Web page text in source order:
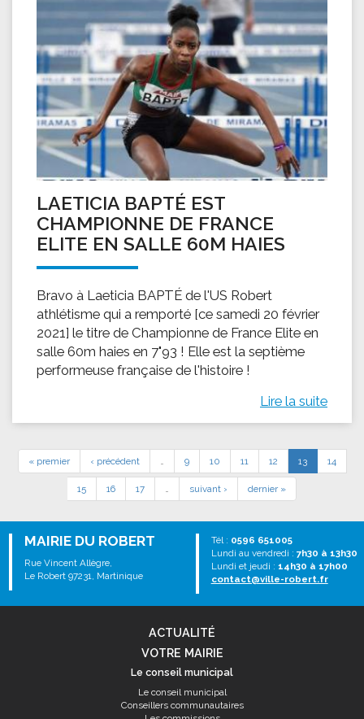
LAETICIA BAPTÉ EST
CHAMPIONNE DE FRANCE
ELITE EN SALLE 60M HAIES
Bravo à Laeticia BAPTÉ de l'US Robert
athlétisme qui a remporté [ce samedi 20 février
2021] le titre de Championne de France Elite en
salle 60m haies en 7"93 ! Elle est la septième
performeuse française de l'histoire !
Lire la suite
« premier ‹ précédent … 9 10 11 12 13 14
15 16 17 … suivant › dernier »
MAIRIE DU ROBERT
Rue Vincent Allègre,
Le Robert 97231, Martinique
Tél : 0596 651005
Lundi au vendredi : 7h30 à 13h30
Lundi et jeudi : 14h30 à 17h00
contact@ville-robert.fr
ACTUALITÉ
VOTRE MAIRIE
Le conseil municipal
Le conseil municipal
Conseillers communautaires